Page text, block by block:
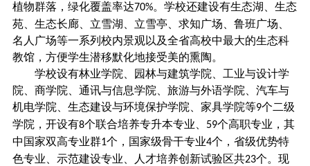
植物群落，绿化覆盖率达70%。学校还建设有生态湖、生态
苑、生态长廊、立雪湖、立雪亭、求知广场、鲁班广场、
名人广场等一系列校内景观以及全省高校中最大的生态科
教馆，方便学生潜移默化地接受美的熏陶。
学校设有林业学院、园林与建筑学院、工业与设计学
院、商学院、通讯与信息学院、旅游与外语学院、汽车与
机电学院、生态建设与环境保护学院、家具学院等9个二级
学院，开设有8个联合培养专升本专业、 59个高职专业，其
中国家双高专业群1个，国家级骨干专业4个，省级优势特
色专业、示范建设专业、人才培养创新试验区共23个。现